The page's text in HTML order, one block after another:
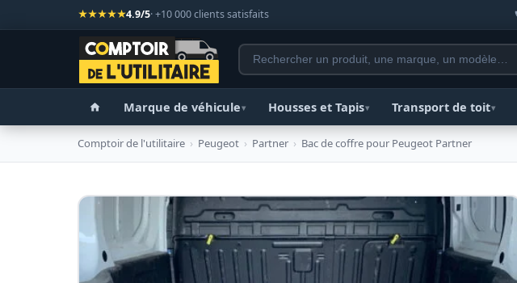
★★★★★4.9/5· +10 000 clients satisfaits
Marque de véhicule▾ Housses et Tapis▾ Transport de toit▾
Comptoir de l'utilitaire › Peugeot › Partner › Bac de coffre pour Peugeot Partner